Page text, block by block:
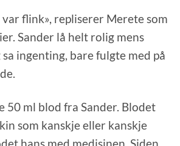
flink», repliserer Merete som
Sander lå helt rolig mens
ingenting, bare fulgte med på
50 ml blod fra Sander. Blodet
som kanskje eller kanskje
hans med medisinen. Siden